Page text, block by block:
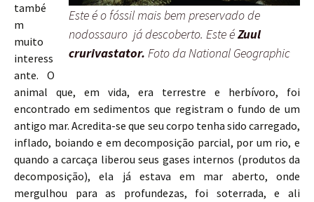
Este é o fóssil mais bem preservado de
nodossauro já descoberto. Este éZuul
crurivastator. Foto da National Geographic
també
m
muito
interess
ante. O
animal que, em vida, era terrestre e herbívoro, foi
encontrado em sedimentos que registram o fundo de um
antigo mar. Acredita-se que seu corpo tenha sido carregado,
inflado, boiando e em decomposição parcial, por um rio, e
quando a carcaça liberou seus gases internos (produtos da
decomposição), ela já estava em mar aberto, onde
mergulhou para as profundezas, foi soterrada, e ali